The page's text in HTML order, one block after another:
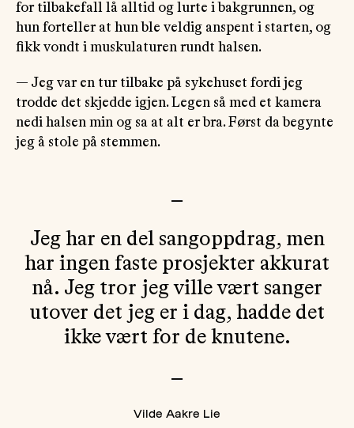
for tilbakefall lå alltid og lurte i bakgrunnen, og
hun forteller at hun ble veldig anspent i starten, og
fikk vondt i muskulaturen rundt halsen.
— Jeg var en tur tilbake på sykehuset fordi jeg
trodde det skjedde igjen. Legen så med et kamera
nedi halsen min og sa at alt er bra. Først da begynte
jeg å stole på stemmen.
—
Jeg har en del sangoppdrag, men
har ingen faste prosjekter akkurat
nå. Jeg tror jeg ville vært sanger
utover det jeg er i dag, hadde det
ikke vært for de knutene.
—
Vilde Aakre Lie